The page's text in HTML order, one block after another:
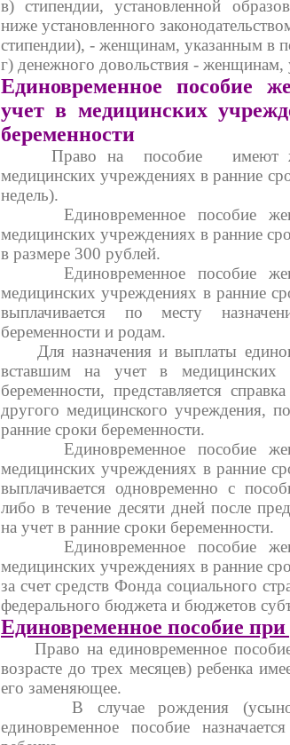
в) стипендии, установленной
ниже установленного
стипендии), - женщинам, указанным в
г) денежного довольствия -
Единовременное пособие
учет в медицинских
беременности
Право на пособие имеют
медицинских учреждениях в ранние
недель).
Единовременное пособие
медицинских учреждениях в ранние
в размере 300 рублей.
Единовременное пособие
медицинских учреждениях в ранние
выплачивается по месту
беременности и родам.
Для назначения и выплаты
вставшим на учет в медицинских
беременности, представляется
другого медицинского учреждения,
ранние сроки беременности.
Единовременное пособие
медицинских учреждениях в ранние
выплачивается одновременно с
либо в течение десяти дней после
на учет в ранние сроки беременности.
Единовременное пособие
медицинских учреждениях в ранние
за счет средств Фонда социального
федерального бюджета и бюджетов
Единовременное пособие
Право на единовременное
возрасте до трех месяцев) ребенка
его заменяющее.
В случае рождения
единовременное пособие